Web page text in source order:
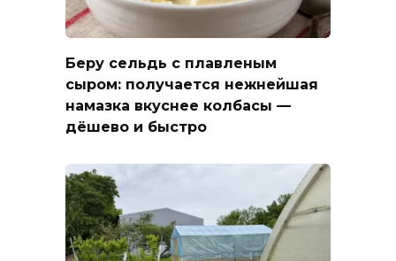
Беру сельдь с плавленым
сыром: получается нежнейшая
намазка вкуснее колбасы —
дёшево и быстро